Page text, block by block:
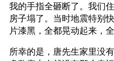
我的手指全砸断了。我们
房子塌了。当时地震特别
片漆黑，全都晃动起来，
所幸的是，唐先生家里没